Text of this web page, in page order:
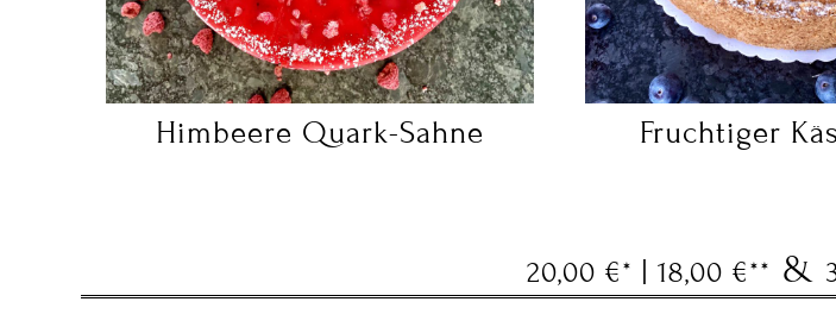
Himbeere Quark-Sahne Fruchtiger
20,00 €* | 18,00 €** &